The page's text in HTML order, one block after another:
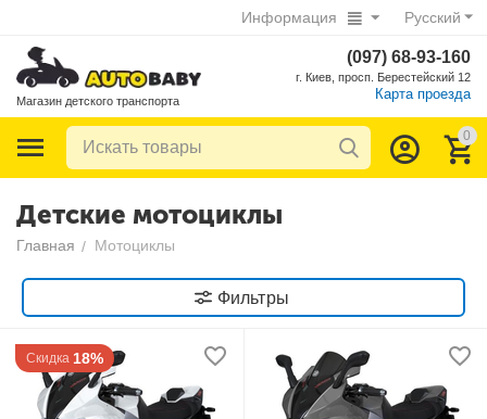
Русский
Информация
Магазин детского транспорта
(097) 68-93-160
г. Киев, просп. Берестейский 12
Карта проезда
0
Детские мотоциклы
Главная / Мотоциклы
Фильтры
Скидка 18%